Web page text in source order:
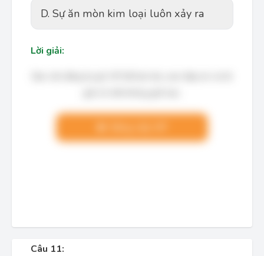
D. Sự ăn mòn kim loại luôn xảy ra
Lời giải:
Câu 11: